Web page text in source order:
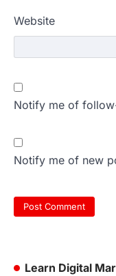
Website
Notify me of
Notify me of new
Learn Digital